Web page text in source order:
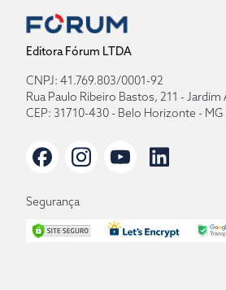
Editora Fórum LTDA
CNPJ: 41.769.803/0001-92
Rua Paulo Ribeiro Bastos, 211 -
CEP: 31710-430 - Belo Horizonte - MG
Segurança